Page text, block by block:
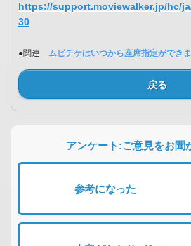
https://support.moviewalker.jp/hc/
30
●関連 ムビチケはいつから座席指定ができ
戻る
アンケート:ご意見をお聞
参考になった